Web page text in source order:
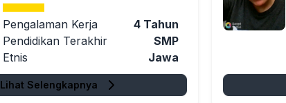
Pengalaman Kerja 4 Tahun
Pendidikan Terakhir
SMP
Etnis
Jawa
Lihat Selengkapnya